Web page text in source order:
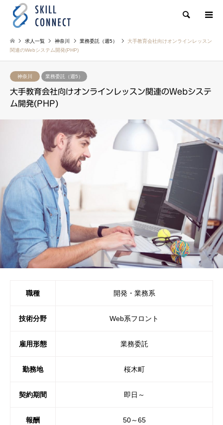
検索
求人一覧 神奈川 業務委託（週5）
大手教育会社向けオンラインレッスン
関連のWebシステム開発(PHP)
神奈川 業務委託（週5）
大手教育会社向けオンラインレッスン関連のWebシステ
ム開発(PHP)
職種 開発・業務系
技術分野 Web系フロント
雇用形態 業務委託
勤務地 桜木町
契約期間 即日～
報酬 50～65